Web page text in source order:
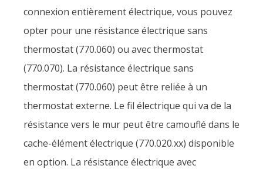
connexion entièrement électrique, vous pouvez
opter pour une résistance électrique sans
thermostat (770.060) ou avec thermostat
(770.070). La résistance électrique sans
thermostat (770.060) peut être reliée à un
thermostat externe. Le fil électrique qui va de la
résistance vers le mur peut être camouflé dans le
cache-élément électrique (770.020.xx) disponible
en option. La résistance électrique avec